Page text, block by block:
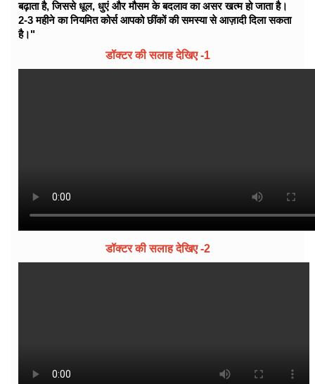
बढ़ाता है, जिससे धूल, धुएं और मौसम के बदलाव का असर खत्म हो जाता है।
2-3 महीने का नियमित कोर्स आपको छींकों की समस्या से आज़ादी दिला सकता
है।"
डॉक्टर की सलाह देखिए -1
डॉक्टर की सलाह देखिए -2